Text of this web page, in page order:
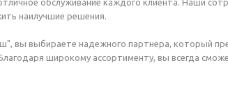
обслуживание каждого клиента. Наши
наилучшие решения.
вы выбираете надежного партнера, который
широкому ассортименту, вы всегда